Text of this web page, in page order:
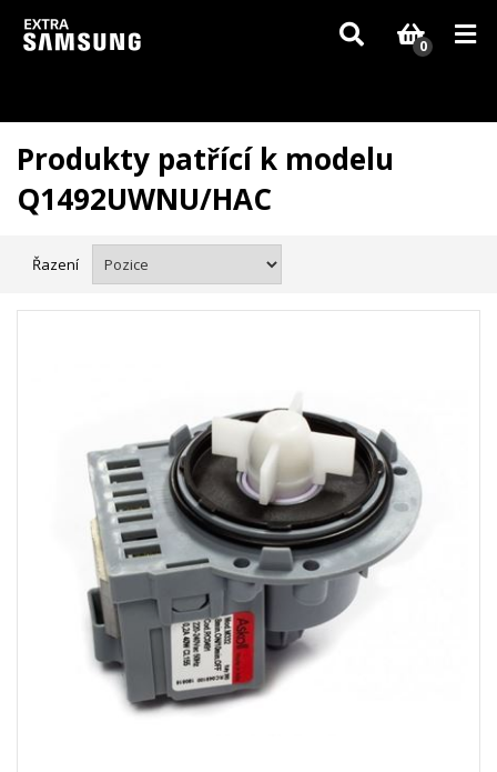
Vzhledem k aktuální situaci se může dodání dílů, které nejsou skladem,
zpozdit. Děkujeme za pochopení.
0
Produkty patřící k modelu
Q1492UWNU/HAC
Řazení